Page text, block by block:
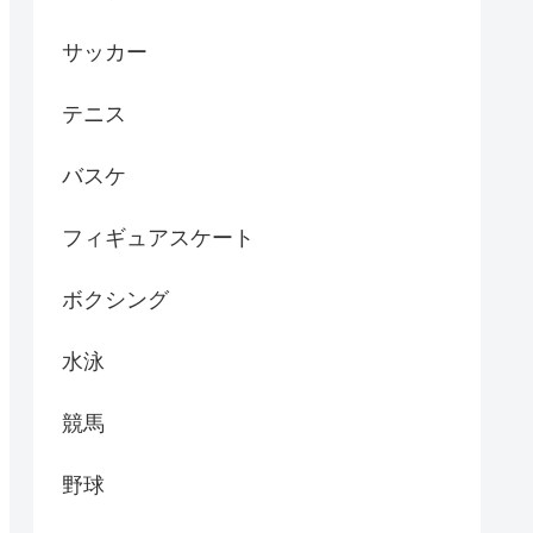
サッカー
テニス
バスケ
フィギュアスケート
ボクシング
水泳
競馬
野球